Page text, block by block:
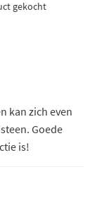
gekocht
kan zich even
Goede
is!